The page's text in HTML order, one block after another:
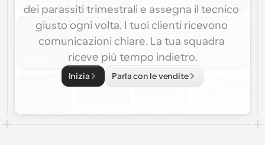
dei parassiti trimestrali e assegna il tecnico
giusto ogni volta. I tuoi clienti ricevono
comunicazioni chiare. La tua squadra
riceve più tempo indietro.
Inizia Parla con le vendite